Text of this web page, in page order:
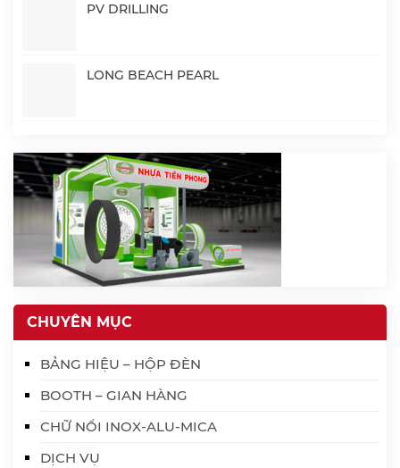
PV DRILLING
LONG BEACH PEARL
CHUYÊN MỤC
BẢNG HIỆU – HỘP ĐÈN
BOOTH – GIAN HÀNG
CHỮ NỔI INOX-ALU-MICA
DỊCH VỤ